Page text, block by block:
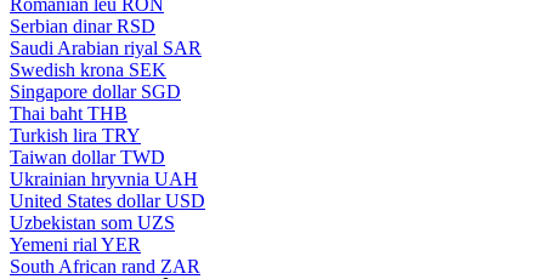
Romanian leu RON
Serbian dinar RSD
Saudi Arabian riyal SAR
Swedish krona SEK
Singapore dollar SGD
Thai baht THB
Turkish lira TRY
Taiwan dollar TWD
Ukrainian hryvnia UAH
United States dollar USD
Uzbekistan som UZS
Yemeni rial YER
South African rand ZAR